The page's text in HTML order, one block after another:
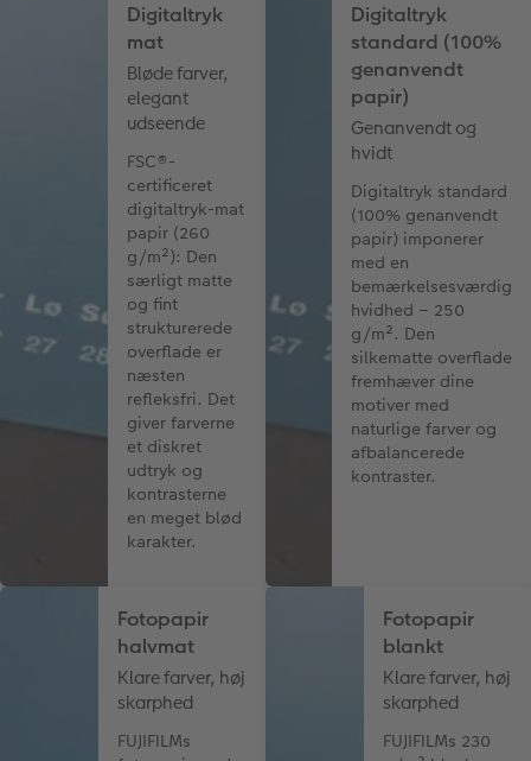
Digitaltryk
mat
Bløde farver,
elegant
udseende
FSC®-
certificeret
digitaltryk-mat
papir (260
g/m²): Den
særligt matte
og fint
strukturerede
overflade er
næsten
refleksfri. Det
giver farverne
et diskret
udtryk og
kontrasterne
en meget blød
karakter.
Digitaltryk
standard (100%
genanvendt
papir)
Genanvendt og
hvidt
Digitaltryk standard
(100% genanvendt
papir) imponerer
med en
bemærkelsesværdig
hvidhed – 250
g/m². Den
silkematte overflade
fremhæver dine
motiver med
naturlige farver og
afbalancerede
kontraster.
Fotopapir
halvmat
Klare farver, høj
skarphed
FUJIFILMs
Fotopapir
blankt
Klare farver, høj
skarphed
FUJIFILMs 230